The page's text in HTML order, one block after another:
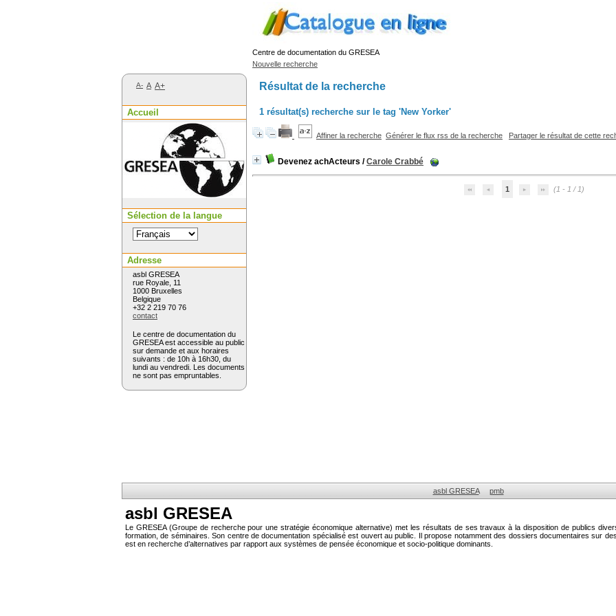
Centre de documentation du GRESEA
Nouvelle recherche
Résultat de la recherche
1 résultat(s) recherche sur le tag 'New Yorker'
Affiner la recherche Générer le flux rss de la recherche Partager le résultat de cette
Devenez achActeurs /Carole Crabbé
1 (1 - 1 / 1)
asbl GRESEA pmb
asbl GRESEA
Le GRESEA (Groupe de recherche pour une stratégie économique alternative) met les résultats de ses travaux à la disposition de publics
formation, de séminaires. Son centre de documentation spécialisé est ouvert au public. Il propose notamment des dossiers documentaires sur
est en recherche d’alternatives par rapport aux systèmes de pensée économique et socio-politique dominants.
A- A A+
Accueil
Sélection de la langue
Adresse
asbl GRESEA
rue Royale, 11
1000 Bruxelles
Belgique
+32 2 219 70 76
contact
Le centre de documentation du
GRESEA est accessible au public
sur demande et aux horaires
suivants : de 10h à 16h30, du
lundi au vendredi. Les documents
ne sont pas empruntables.